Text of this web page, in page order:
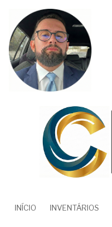
para
conteúdo
principal
NAVEGAÇÃO
PRINCIPAL
INÍCIO INVENTÁRIOS